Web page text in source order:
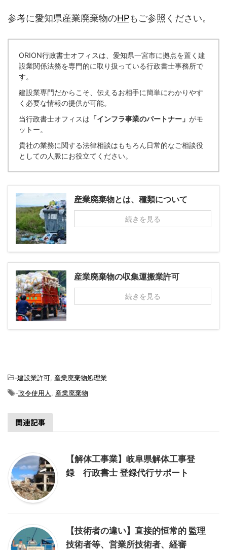
参考に愛知県産業廃棄物のHPもご参照ください。
ORION行政書士オフィスは、愛知県一宮市に拠点を置く建
設業関係法務を専門的に取り扱っている行政書士事務所で
す。
建設業専門だからこそ、伝えるお相手に簡単にわかりやす
く必要な情報の提供が可能。
当行政書士オフィスは 「インフラ事業のパートナー」 がモ
ットー。
貴社の業務に関する法律相談はもちろん日常的なご相談役
としての人脈にお役立てください。
産業廃棄物とは、種類について
続きを見る
産業廃棄物の収集運搬業許可
続きを見る
-建設業許可 産業廃棄物処理業
-政令使用人 産業廃棄物
関連記事
【解体工事業】岐阜県解体工事登
録 行政書士 登録代行サポート
【技術者の違い】直接的恒常的 監理
技術者等、営業所技術者、経審